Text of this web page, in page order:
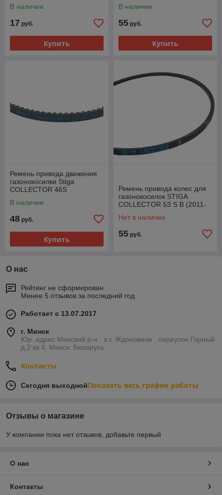
В наличии
17 руб.
Купить
В наличии
55 руб.
Купить
Ремень привода движения
газонокосилки Stiga
COLLECTOR 46S
В наличии
48 руб.
Купить
Ремень привода колес для
газонокосилок STIGA
COLLECTOR 53 S B (2011-
B (2017-2021), 5
Нет в наличии
55 руб.
О нас
Рейтинг не сформирован
Менее 5 отзывов за последний год
Работает с 13.07.2017
г. Минск
Юр.,адрес Минский р-н , а.г. Ждановичи , переулок Горный
д.2 кв.4, Минск, Беларусь
Контакты
Сегодня выходнойПоказать весь график работы
Отзывы о магазине
У компании пока нет отзывов, добавьте первый
О нас
Контакты